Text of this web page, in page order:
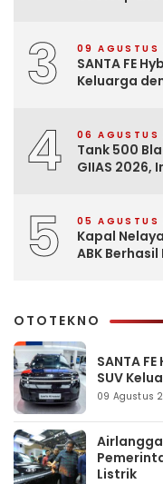
3 09
SANTA FE
Keluarga
4 06
Tank 500
GIIAS 2026,
5 05
Kapal
ABK
OTOTEKNO
SANTA
SUV
09 Agustus
Airlangga
Listrik